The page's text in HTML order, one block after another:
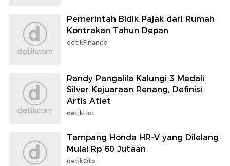
Pemerintah Bidik Pajak dari Rumah
Kontrakan Tahun Depan
detikFinance
Randy Pangalila Kalungi 3 Medali
Silver Kejuaraan Renang, Definisi
Artis Atlet
detikHot
Tampang Honda HR-V yang Dilelang
Mulai Rp 60 Jutaan
detikOto